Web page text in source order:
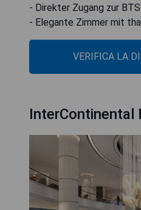
- Direkter Zugang zur
- Elegante Zimmer mit
VERIFICA LA
InterContinental